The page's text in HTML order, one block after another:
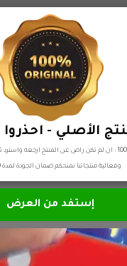
الأصلي - احذروا
نتائج مضمونة %100 : ان لم تكن راض عن المنتج ارجعه
وفعالية منتجاتنا نمنحكم ضمان الجودة لمدة 30 يوما.
إستفد من العرض